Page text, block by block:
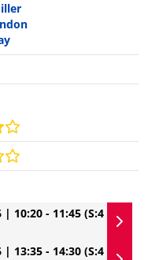
| 10:20 - 11:45 (S:4
| 13:35 - 14:30 (S:4